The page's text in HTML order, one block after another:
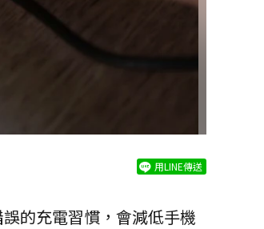
用LINE傳送
的充電習慣，會減低手機